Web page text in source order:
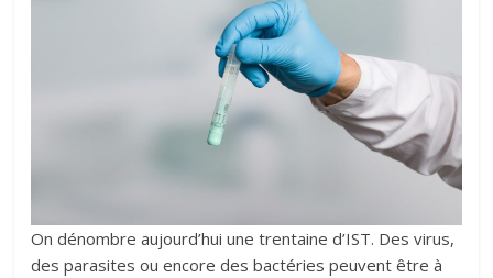
On dénombre aujourd’hui une trentaine d’IST. Des virus,
des parasites ou encore des bactéries peuvent être à